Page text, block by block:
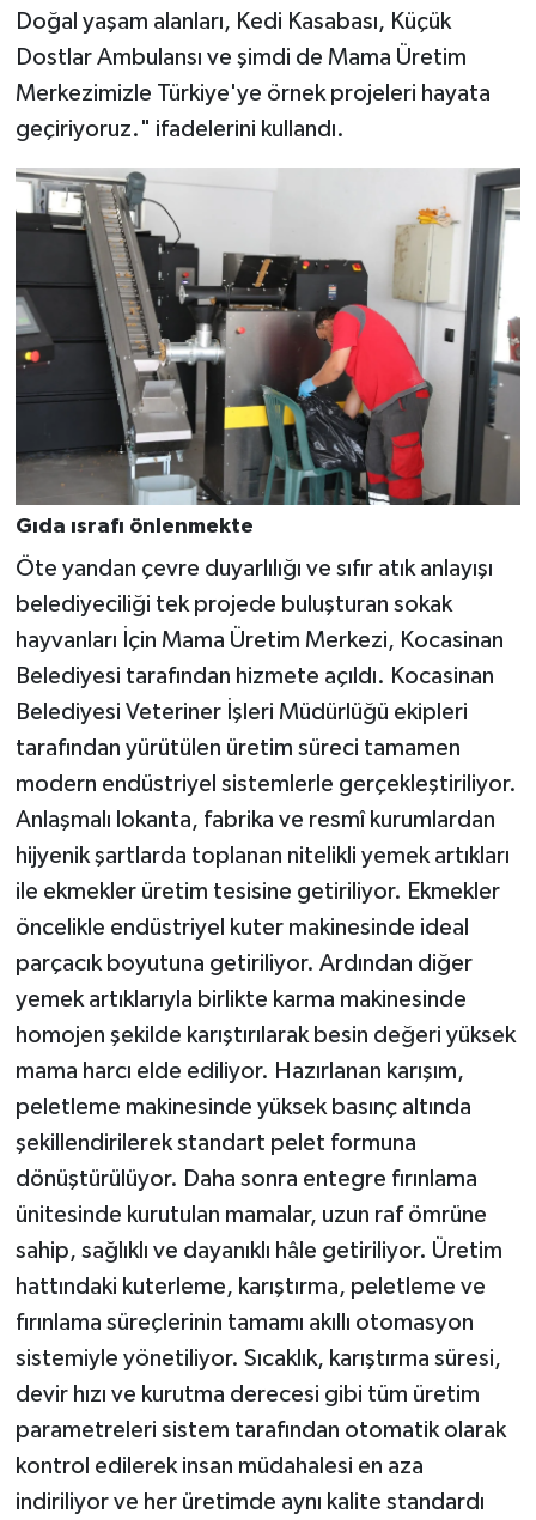
Doğal yaşam alanları, Kedi Kasabası, Küçük
Dostlar Ambulansı ve şimdi de Mama Üretim
Merkezimizle Türkiye'ye örnek projeleri hayata
geçiriyoruz." ifadelerini kullandı.
Gıda ısrafı önlenmekte
Öte yandan çevre duyarlılığı ve sıfır atık anlayışı
belediyeciliği tek projede buluşturan sokak
hayvanları İçin Mama Üretim Merkezi, Kocasinan
Belediyesi tarafından hizmete açıldı. Kocasinan
Belediyesi Veteriner İşleri Müdürlüğü ekipleri
tarafından yürütülen üretim süreci tamamen
modern endüstriyel sistemlerle gerçekleştiriliyor.
Anlaşmalı lokanta, fabrika ve resmî kurumlardan
hijyenik şartlarda toplanan nitelikli yemek artıkları
ile ekmekler üretim tesisine getiriliyor. Ekmekler
öncelikle endüstriyel kuter makinesinde ideal
parçacık boyutuna getiriliyor. Ardından diğer
yemek artıklarıyla birlikte karma makinesinde
homojen şekilde karıştırılarak besin değeri yüksek
mama harcı elde ediliyor. Hazırlanan karışım,
peletleme makinesinde yüksek basınç altında
şekillendirilerek standart pelet formuna
dönüştürülüyor. Daha sonra entegre fırınlama
ünitesinde kurutulan mamalar, uzun raf ömrüne
sahip, sağlıklı ve dayanıklı hâle getiriliyor. Üretim
hattındaki kuterleme, karıştırma, peletleme ve
fırınlama süreçlerinin tamamı akıllı otomasyon
sistemiyle yönetiliyor. Sıcaklık, karıştırma süresi,
devir hızı ve kurutma derecesi gibi tüm üretim
parametreleri sistem tarafından otomatik olarak
kontrol edilerek insan müdahalesi en aza
indiriliyor ve her üretimde aynı kalite standardı